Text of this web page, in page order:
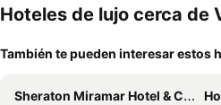
Hoteles de lujo cerca de
También te pueden interesar estos
Sheraton Miramar Hotel & Convention Center